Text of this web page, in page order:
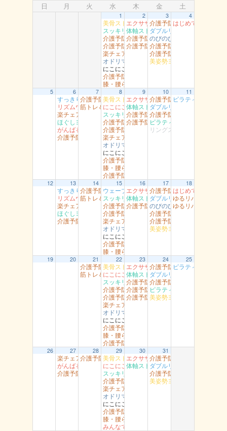
日 月 火 水 木 金 土
1
美骨ストレッチ 湖山
スッキリヨガ 吉方
介護予防岩美 浦富
介護予防智頭 総合センター（水）
楽チェア体操 吉岡
オドリマス ラボ
にこにこ用瀬
介護予防岩美 文化センター
膝・腰らくらく教室 醇風
2
エクササイズ 岩美
体軸ストレッチ 富桑
介護予防智頭 土師
介護予防智頭 山郷
3
介護予防岩美 岩井
ダブルリング江山
のびのび健康教室 青谷
介護予防岩美（大岩）
介護予防智頭 那岐
美姿勢ヨガ（高草）
4
はじめてのダンス
5 6
すっきり体操 湖南
リズムウオーキング 駅南
楽チェア体操 丸由
ほぐしヨガ （駅南）
がんばるエアロ 吉成
介護予防智頭 総合センター月曜
7
介護予防岩美（すこやかセンター）
筋トレ＆ストレッチ 富桑
8
美骨ストレッチ 湖山
にこにこ体操（船岡）
スッキリヨガ 吉方
介護予防岩美 浦富
介護予防智頭 総合センター（水）
楽チェア体操 吉岡
オドリマス ラボ
にこにこ用瀬
介護予防岩美 文化センター
膝・腰らくらく教室 醇風
介護予防智頭 山形
9
エクササイズ 岩美
体軸ストレッチ 富桑
介護予防智頭 富沢
介護予防智頭 芦津
10
介護予防岩美 岩井
ダブルリング 吉成
介護予防岩美（大岩）
ピラティス 社
リングストレッチ（松保）
11
ピラティスヨ～ガ
12 13
すっきり体操 湖南
リズムウオーキング 駅南
楽チェア体操 丸由
ほぐしヨガ （駅南）
介護予防智頭 総合センター月曜
14
介護予防岩美（すこやかセンター）
筋トレ＆ストレッチ 富桑
15
ウェーブリングストレッチ 湖山
スッキリヨガ 吉方
介護予防岩美 浦富
介護予防智頭 総合センター（水）
楽チェア体操 吉岡
オドリマス ラボ
にこにこ用瀬
介護予防岩美 文化センター
膝・腰らくらく教室 醇風
16
エクササイズ 岩美
体軸ストレッチ 富桑
介護予防智頭 山郷
17
介護予防岩美 岩井
ダブルリング江山
のびのび健康教室 青谷
介護予防岩美（大岩）
介護予防智頭 那岐
美姿勢ヨガ（高草）
18
はじめてのダンス
ゆるリハ体操 幸
ゆるリハ体操 南
19 20 21
介護予防岩美（すこやかセンター）
筋トレ＆ストレッチ 富桑
22
美骨ストレッチ 湖山
にこにこ体操（船岡）
スッキリヨガ 吉方
介護予防岩美 浦富
介護予防智頭 総合センター（水）
楽チェア体操 吉岡
オドリマス ラボ
にこにこ用瀬
介護予防岩美 文化センター
膝・腰らくらく教室 醇風
介護予防智頭 山形
23
エクササイズ 岩美
体軸ストレッチ 富桑
介護予防智頭 土師
介護予防智頭 富沢
介護予防智頭 芦津
24
介護予防岩美 岩井
ダブルリング 吉成
介護予防岩美（大岩）
ピラティス 社
美姿勢ヨガ（高草）
25
ピラティスヨ～ガ
26 27
楽チェア体操 丸由
がんばるエアロ 吉成
介護予防智頭 総合センター月曜
28
介護予防岩美（すこやかセンター）
29
美骨ストレッチ 湖山
にこにこ体操（船岡）
スッキリヨガ 吉方
介護予防岩美 浦富
楽チェア体操 吉岡
オドリマス ラボ
にこにこ用瀬
介護予防岩美 文化センター
膝・腰らくらく教室 醇風
みんなで有酸素運動 社
30
エクササイズ 岩美
体軸ストレッチ 富桑
31
介護予防岩美 岩井
ダブルリング 吉成
介護予防岩美（大岩）
美姿勢ヨガ（高草）